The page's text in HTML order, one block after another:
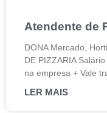
Atendente de
DONA Mercado,
DE PIZZARIA
na empresa + Vale
LER MAIS